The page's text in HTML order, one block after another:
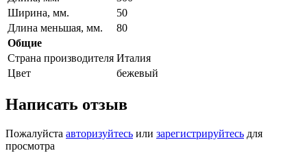
Ширина, мм.
50
Длина меньшая, мм.
80
Общие
Страна производителя Италия
Цвет
бежевый
Написать отзыв
Пожалуйста авторизуйтесь или зарегистрируйтесь для
просмотра